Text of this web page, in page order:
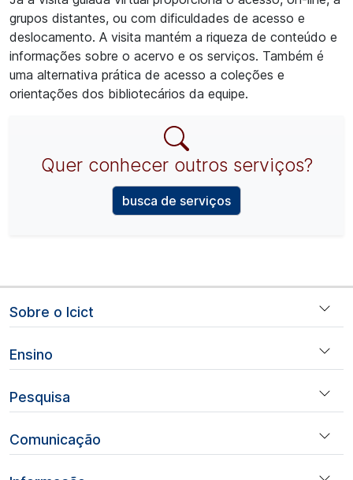
grupos distantes, ou com dificuldades de acesso e
deslocamento. A visita mantém a riqueza de conteúdo e
informações sobre o acervo e os serviços. Também é
uma alternativa prática de acesso a coleções e
orientações dos bibliotecários da equipe.
Quer conhecer outros serviços?
busca de serviços
Sobre o Icict
Ensino
Pesquisa
Comunicação